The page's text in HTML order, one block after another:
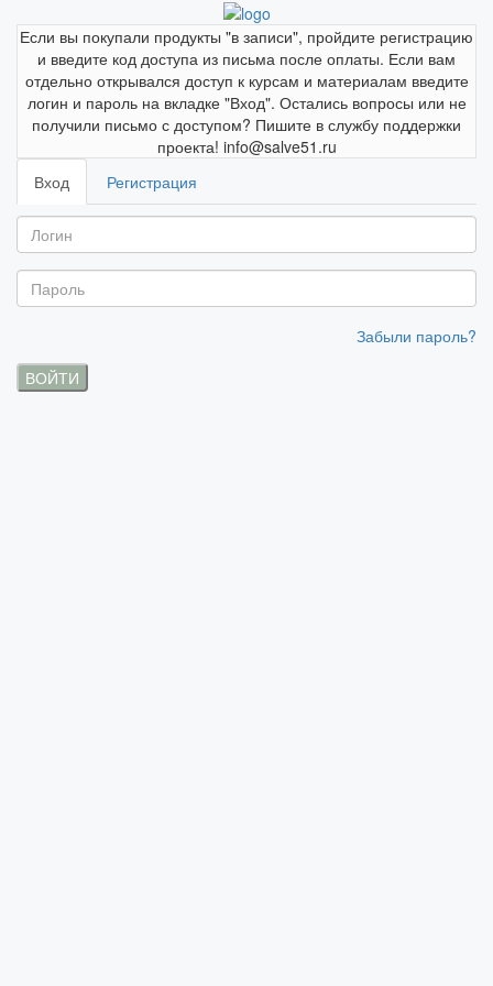
Если вы покупали продукты "в записи", пройдите регистрацию
и введите код доступа из письма после оплаты. Если вам
отдельно открывался доступ к курсам и материалам введите
логин и пароль на вкладке "Вход". Остались вопросы или не
получили письмо с доступом? Пишите в службу поддержки
проекта! info@salve51.ru
Вход
Регистрация
Забыли пароль?
ВОЙТИ